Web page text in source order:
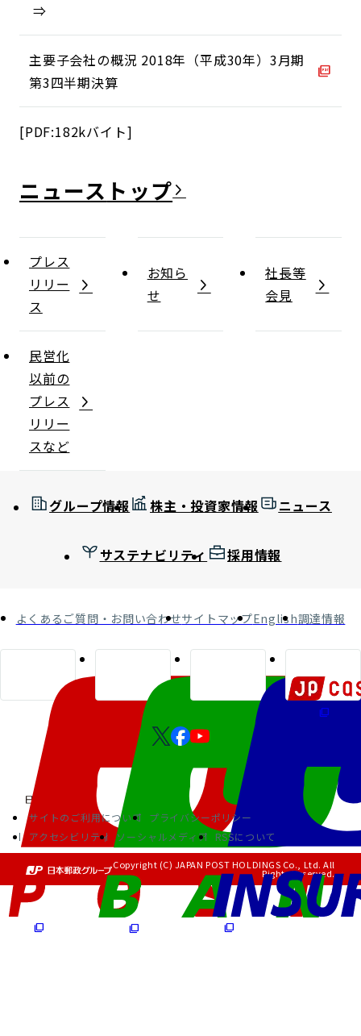
⇒
主要子会社の概況 2018年（平成30年）3月期
第3四半期決算
[PDF:182kバイト]
ニュース
プレス
リリー
ス
お知ら
せ
社長等
会見
民営化
以前の
プレス
リリー
スなど
グループ情報 株主・投資家情報 ニュース
サステナビリティ 採用情報
よくあるご質問・お問い合わせサイトマップEnglish調達情報
サイトのご利用について
プライバシーポリシー
アクセシビリティ
ソーシャルメディア RSSについて
Copyright (C) JAPAN POST HOLDINGS Co., Ltd. All
Rights Reserved.